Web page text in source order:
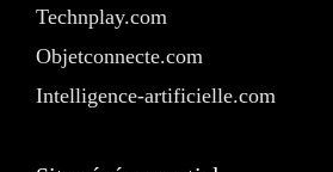
Technplay.com
Objetconnecte.com
Intelligence-artificielle.com